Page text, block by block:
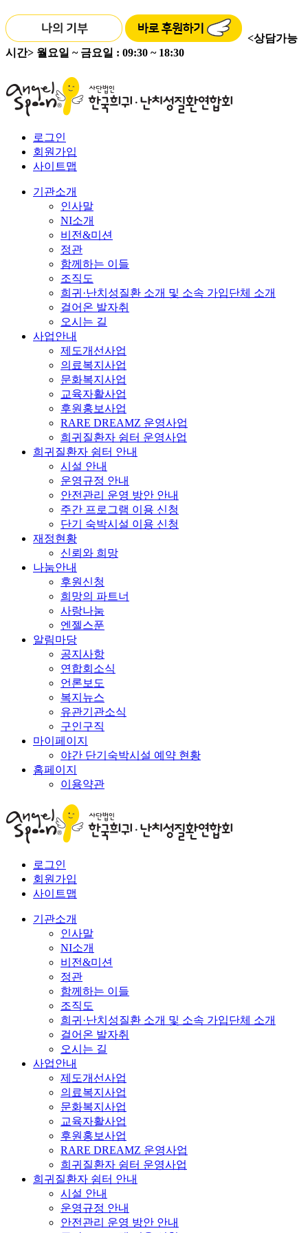
<상담가능
시간> 월요일 ~ 금요일 : 09:30 ~ 18:30
로그인
회원가입
사이트맵
기관소개
인사말
NI소개
비전&미션
정관
함께하는 이들
조직도
희귀·난치성질환 소개 및 소속 가입단체 소개
걸어온 발자취
오시는 길
사업안내
제도개선사업
의료복지사업
문화복지사업
교육자활사업
후원홍보사업
RARE DREAMZ 운영사업
희귀질환자 쉼터 운영사업
희귀질환자 쉼터 안내
시설 안내
운영규정 안내
안전관리 운영 방안 안내
주간 프로그램 이용 신청
단기 숙박시설 이용 신청
재정현황
신뢰와 희망
나눔안내
후원신청
희망의 파트너
사랑나눔
엔젤스푼
알림마당
공지사항
연합회소식
언론보도
복지뉴스
유관기관소식
구인구직
마이페이지
야간 단기숙박시설 예약 현황
홈페이지
이용약관
로그인
회원가입
사이트맵
기관소개
인사말
NI소개
비전&미션
정관
함께하는 이들
조직도
희귀·난치성질환 소개 및 소속 가입단체 소개
걸어온 발자취
오시는 길
사업안내
제도개선사업
의료복지사업
문화복지사업
교육자활사업
후원홍보사업
RARE DREAMZ 운영사업
희귀질환자 쉼터 운영사업
희귀질환자 쉼터 안내
시설 안내
운영규정 안내
안전관리 운영 방안 안내